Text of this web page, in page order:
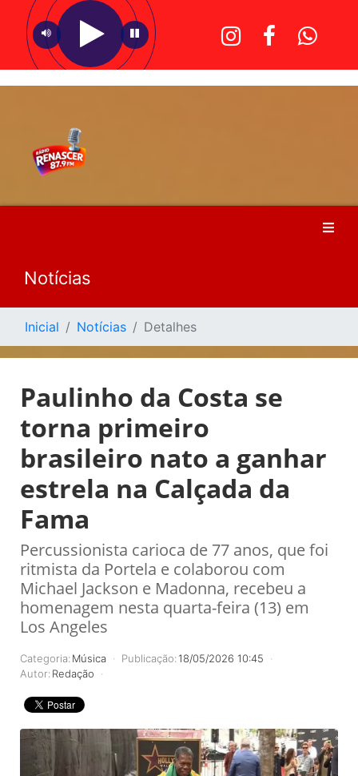
Notícias
Inicial Notícias Detalhes
Paulinho da Costa se
torna primeiro
brasileiro nato a ganhar
estrela na Calçada da
Fama
Percussionista carioca de 77 anos, que foi
ritmista da Portela e colaborou com
Michael Jackson e Madonna, recebeu a
homenagem nesta quarta-feira (13) em
Los Angeles
Categoria: Música Publicação:18/05/2026 10:45
Autor: Redação